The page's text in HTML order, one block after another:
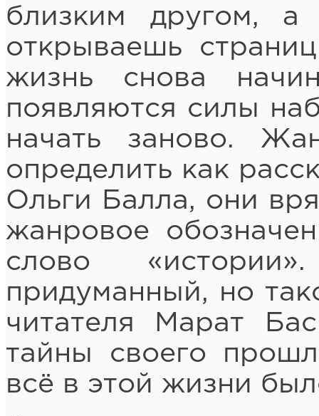
близким другом,
открываешь
жизнь снова
появляются силы
начать заново.
определить как
Ольги Балла, они
жанровое
слово
придуманный, но
читателя Марат
тайны своего
всё в этой жизни